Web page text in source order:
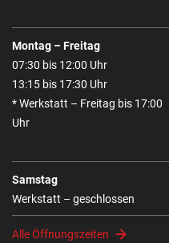
Montag – Freitag
07:30 bis 12:00 Uhr
13:15 bis 17:30 Uhr
* Werkstatt – Freitag bis 17:00
Uhr
Samstag
Werkstatt – geschlossen
Alle Öffnungszeiten